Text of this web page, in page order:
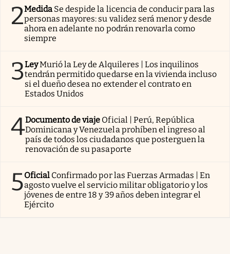
2Medida Se despide la licencia de conducir para las
personas mayores: su validez será menor y desde
ahora en adelante no podrán renovarla como
siempre
3LeyMurió la Ley de Alquileres | Los inquilinos
tendrán permitido quedarse en la vivienda incluso
si el dueño desea no extender el contrato en
Estados Unidos
4Documento de viaje Oficial | Perú, República
Dominicana y Venezuela prohíben el ingreso al
país de todos los ciudadanos que posterguen la
renovación de su pasaporte
5Oficial Confirmado por las Fuerzas Armadas | En
agosto vuelve el servicio militar obligatorio y los
jóvenes de entre 18 y 39 años deben integrar el
Ejército